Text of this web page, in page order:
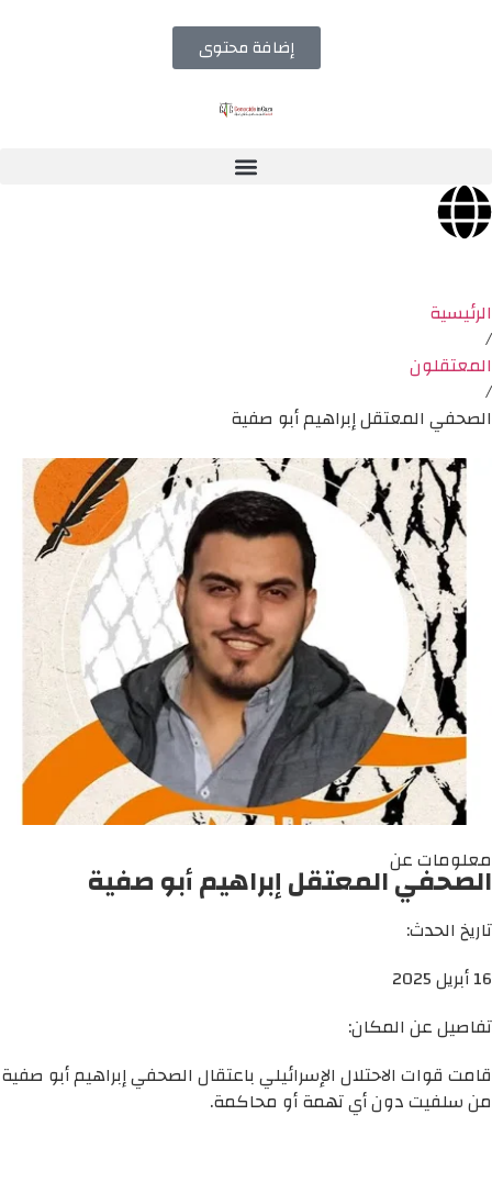
إضافة محتوى
الرئيسية
/
المعتقلون
/
الصحفي المعتقل إبراهيم أبو صفية
معلومات عن
الصحفي المعتقل إبراهيم أبو صفية
تاريخ الحدث:
16 أبريل 2025
تفاصيل عن المكان:
قامت قوات الاحتلال الإسرائيلي باعتقال الصحفي إبراهيم أبو صفية
من سلفيت دون أي تهمة أو محاكمة.